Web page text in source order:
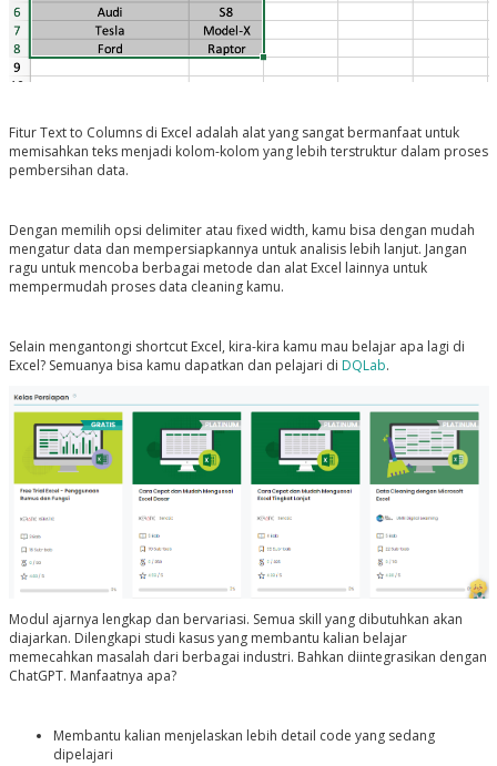
Fitur Text to Columns di Excel adalah alat yang sangat bermanfaat untuk
memisahkan teks menjadi kolom-kolom yang lebih terstruktur dalam proses
pembersihan data.
Dengan memilih opsi delimiter atau fixed width, kamu bisa dengan mudah
mengatur data dan mempersiapkannya untuk analisis lebih lanjut. Jangan
ragu untuk mencoba berbagai metode dan alat Excel lainnya untuk
mempermudah proses data cleaning kamu.
Selain mengantongi shortcut Excel, kira-kira kamu mau belajar apa lagi di
Excel? Semuanya bisa kamu dapatkan dan pelajari di DQLab.
Modul ajarnya lengkap dan bervariasi. Semua skill yang dibutuhkan akan
diajarkan. Dilengkapi studi kasus yang membantu kalian belajar
memecahkan masalah dari berbagai industri. Bahkan diintegrasikan dengan
ChatGPT. Manfaatnya apa?
Membantu kalian menjelaskan lebih detail code yang sedang
dipelajari